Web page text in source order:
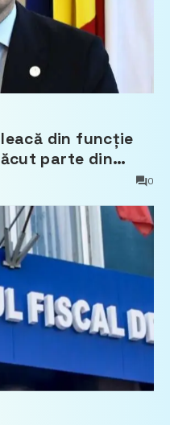
din funcție
parte din
0